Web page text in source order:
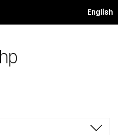
English